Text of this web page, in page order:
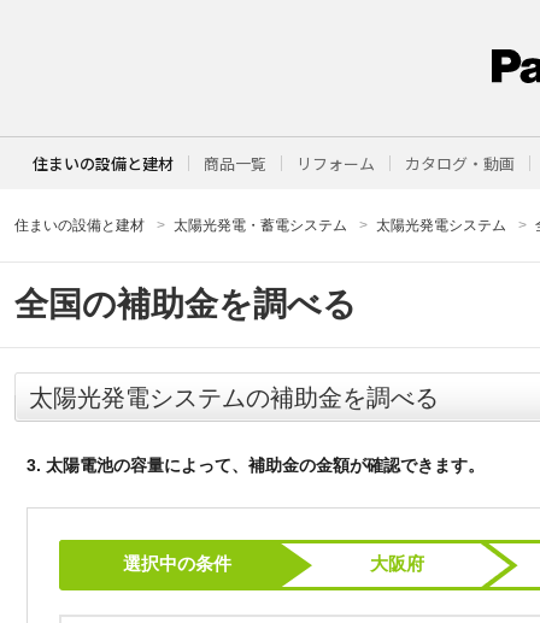
住まいの設備と建材 商品一覧 リフォーム カタログ・動画
住まいの設備と建材 太陽光発電・蓄電システム 太陽光発電システム
全国の補助金を調べる
太陽光発電システムの補助金を調べる
3. 太陽電池の容量によって、補助金の金額が確認できます。
選択中の条件 大阪府